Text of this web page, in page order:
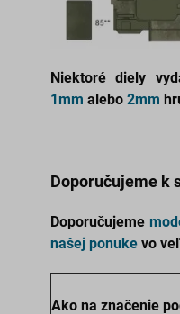
Niektoré diely
1mm alebo 2mm
Doporučujeme k
Doporučujeme
našej ponuke vo
Ako na značenie